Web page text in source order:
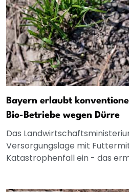
Bayern erlaubt
Bio-Betriebe wegen Dürre
Das
Versorgungslage mit
Katastrophenfall ein - das